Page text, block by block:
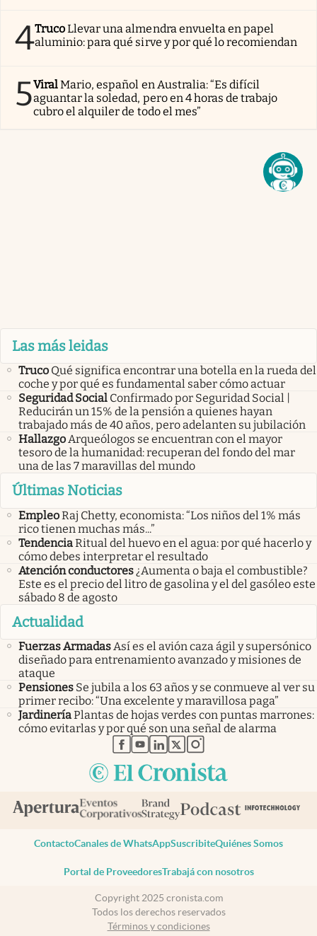
4TrucoLlevar una almendra envuelta en papel
aluminio: para qué sirve y por qué lo recomiendan
5ViralMario, español en Australia: “Es difícil
aguantar la soledad, pero en 4 horas de trabajo
cubro el alquiler de todo el mes”
Las más leidas
Truco Qué significa encontrar una botella en la rueda del
coche y por qué es fundamental saber cómo actuar
Seguridad Social Confirmado por Seguridad Social |
Reducirán un 15% de la pensión a quienes hayan
trabajado más de 40 años, pero adelanten su jubilación
HallazgoArqueólogos se encuentran con el mayor
tesoro de la humanidad: recuperan del fondo del mar
una de las 7 maravillas del mundo
Últimas Noticias
EmpleoRaj Chetty, economista: “Los niños del 1% más
rico tienen muchas más...”
TendenciaRitual del huevo en el agua: por qué hacerlo y
cómo debes interpretar el resultado
Atención conductores ¿Aumenta o baja el combustible?
Este es el precio del litro de gasolina y el del gasóleo este
sábado 8 de agosto
Actualidad
Fuerzas ArmadasAsí es el avión caza ágil y supersónico
diseñado para entrenamiento avanzado y misiones de
ataque
Pensiones Se jubila a los 63 años y se conmueve al ver su
primer recibo: “Una excelente y maravillosa paga”
JardineríaPlantas de hojas verdes con puntas marrones:
cómo evitarlas y por qué son una señal de alarma
abre en nueva pestaña
abre en nueva pestaña
abre en nueva pestaña
abre en nueva pestaña
abre en nueva pestaña
ContactoCanales de WhatsAppSuscribiteQuiénes Somos
Portal de ProveedoresTrabajá con nosotros
Copyright 2025 cronista.com
Todos los derechos reservados
Términos y condiciones